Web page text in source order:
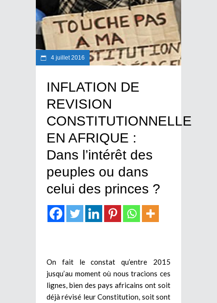
4 juillet 2016
INFLATION DE
REVISION
CONSTITUTIONNELLE
EN AFRIQUE :
Dans l’intérêt des
peuples ou dans
celui des princes ?
On fait le constat qu’entre 2015
jusqu’au moment où nous tracions ces
lignes, bien des pays africains ont soit
déjà révisé leur Constitution, soit sont